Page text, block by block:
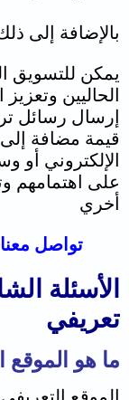
بالإضافة إلى
يمكن للتسويق
الحاليين
إرسال رسائل
قيمة مضافة إلى
الإلكتروني أو
على اهتمامهم
أخري
تواصل
الأسئلة
تعريفي
ما هو الموقع